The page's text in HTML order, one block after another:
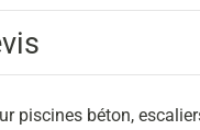
piscines béton,